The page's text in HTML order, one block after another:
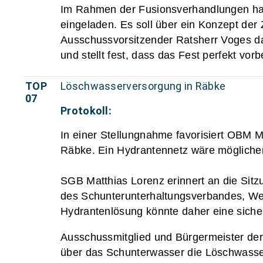
Im Rahmen der Fusionsverhandlungen
eingeladen. Es soll über ein Konzept
Ausschussvorsitzender Ratsherr Voges
und stellt fest, dass das Fest perfekt
TOP
07
Löschwasserversorgung in Räbke
Protokoll:
In einer Stellungnahme favorisiert OBM
Räbke. Ein Hydrantennetz wäre
SGB Matthias Lorenz erinnert an die
des Schunterunterhaltungsverbandes,
Hydrantenlösung könnte daher eine
Ausschussmitglied und Bürgermeister
über das Schunterwasser die